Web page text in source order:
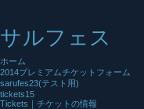
サルフェス
ホーム
2014プレミアムチケットフォーム
sarufes23(テスト用)
tickets15
Tickets｜チケットの情報